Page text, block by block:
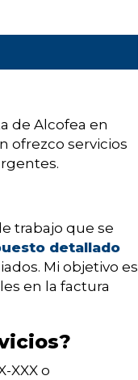
de Alcofea en
ofrezco servicios
trabajo que se
detallado
Mi objetivo es
en la factura
XXX o